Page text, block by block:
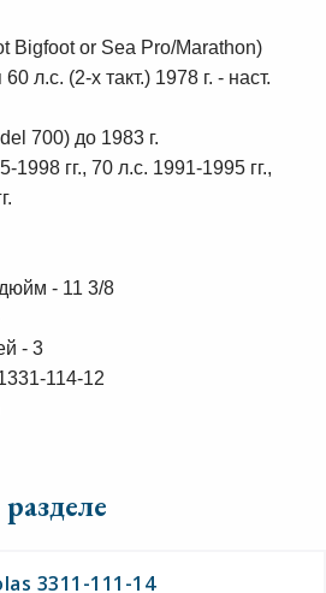
Bigfoot or Sea Pro/Marathon)
л.с. (2-х такт.) 1978 г. - наст.
700) до 1983 г.
1998 гг., 70 л.с. 1991-1995 гг.,
1998 гг.
- 11 3/8
- 3
114-12
3311-111-14